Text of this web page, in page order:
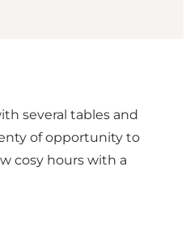
several tables and
of opportunity to
cosy hours with a